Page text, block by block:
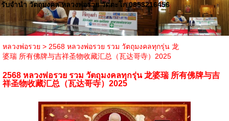
รับจำนำ วัตถุมงคล หลวงพ่อรวย วัดตะโก 0853216456
หลวงพ่อรวย > 2568 หลวงพ่อรวย รวม วัตถุมงคลทุกรุ่น 龙
婆瑞 所有佛牌与吉祥圣物收藏汇总（瓦达哥寺）2025
2568 หลวงพ่อรวย รวม วัตถุมงคลทุกรุ่น 龙婆瑞 所有佛牌与吉
祥圣物收藏汇总（瓦达哥寺）2025